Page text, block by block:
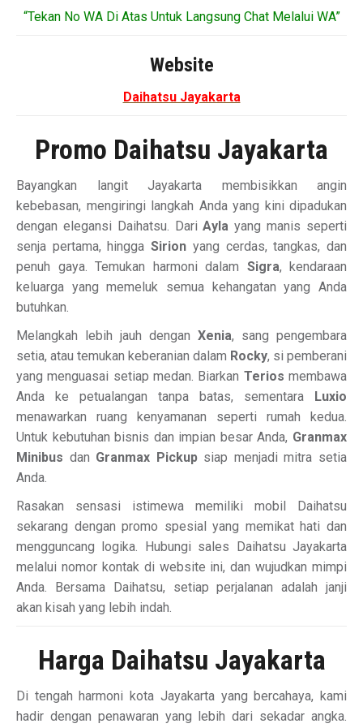
“Tekan No WA Di Atas Untuk Langsung Chat Melalui WA”
Website
Daihatsu Jayakarta
Promo Daihatsu Jayakarta
Bayangkan langit Jayakarta membisikkan angin
kebebasan, mengiringi langkah Anda yang kini dipadukan
dengan elegansi Daihatsu. DariAyla yang manis seperti
senja pertama, hinggaSirion yang cerdas, tangkas, dan
penuh gaya. Temukan harmoni dalam Sigra, kendaraan
keluarga yang memeluk semua kehangatan yang Anda
butuhkan.
Melangkah lebih jauh dengan Xenia, sang pengembara
setia, atau temukan keberanian dalam Rocky, si pemberani
yang menguasai setiap medan. Biarkan Terios membawa
Anda ke petualangan tanpa batas, sementara Luxio
menawarkan ruang kenyamanan seperti rumah kedua.
Untuk kebutuhan bisnis dan impian besar Anda, Granmax
Minibus dan Granmax Pickupsiap menjadi mitra setia
Anda.
Rasakan sensasi istimewa memiliki mobil Daihatsu
sekarang dengan promo spesial yang memikat hati dan
mengguncang logika. Hubungi sales Daihatsu Jayakarta
melalui nomor kontak di website ini, dan wujudkan mimpi
Anda. Bersama Daihatsu, setiap perjalanan adalah janji
akan kisah yang lebih indah.
Harga Daihatsu Jayakarta
Di tengah harmoni kota Jayakarta yang bercahaya, kami
hadir dengan penawaran yang lebih dari sekadar angka.